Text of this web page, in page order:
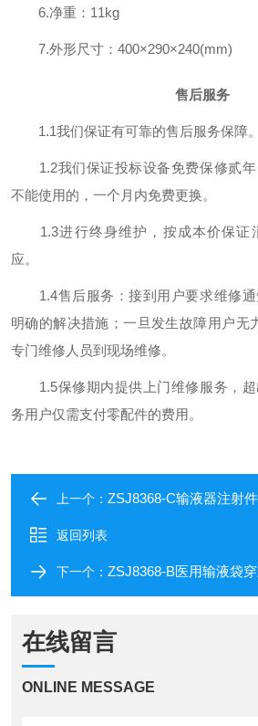
6.净重：11kg
7.外形尺寸：400×290×240(mm)
售后服务
1.1我们保证有可靠的售后服务保障。
1.2我们保证投标设备免费保修贰年
不能使用的，一个月内免费更换。
1.3进行终身维护，按成本价保证
应。
1.4售后服务：接到用户要求维修通
明确的解决措施；一旦发生故障用户无
专门维修人员到现场维修。
1.5保修期内提供上门维修服务，超
务用户仅需支付零配件的费用。
上一个： ZSJ8368-C输液器注射件
返回列表
下一个： ZSJ8368-B医用输液袋
在线留言
ONLINE MESSAGE